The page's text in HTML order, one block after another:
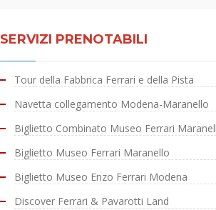
SERVIZI PRENOTABILI
Tour della Fabbrica Ferrari e della Pista
Navetta collegamento Modena-Maranello
Biglietto Combinato Museo Ferrari
Biglietto Museo Ferrari Maranello
Biglietto Museo Enzo Ferrari Modena
Discover Ferrari & Pavarotti Land